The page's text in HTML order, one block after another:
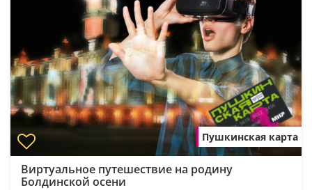
Пушкинская карта
Виртуальное путешествие на родину
Болдинской осени